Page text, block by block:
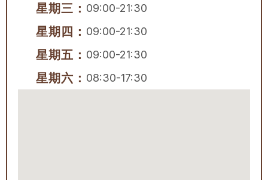
星期三： 09:00-21:30
星期四： 09:00-21:30
星期五： 09:00-21:30
星期六： 08:30-17:30